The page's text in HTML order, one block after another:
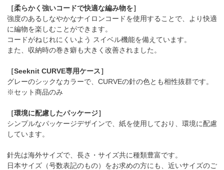
［柔らかく強いコードで快適な編み物を］
強度のあるしなやかなナイロンコードを使用することで、より快適
に編物を楽しむことができます。
コードがねじれにくいよう スイベル機能を備えています。
また、収納時の巻き癖も大きく改善されました。
［Seeknit CURVE専用ケース］
グレーのシックなカラーで、CURVEの針の色とも相性抜群です。
※セット商品のみ
［環境に配慮したパッケージ］
シンプルなパッケージデザインで、紙を使用しており、環境に配慮
しています。
針先は海外サイズで、長さ・サイズ共に種類豊富です。
日本サイズ（号数表記のもの）をお求めの方にも、近いサイズのご